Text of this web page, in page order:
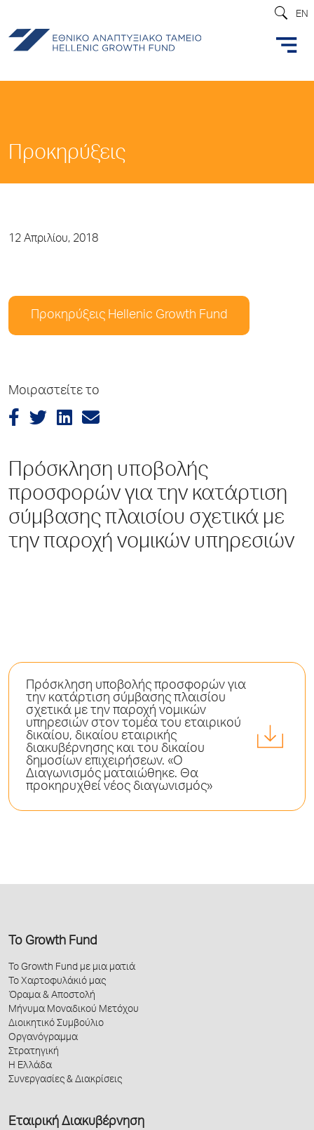
EN
Προκηρύξεις
12 Απριλίου, 2018
Προκηρύξεις Hellenic Growth Fund
Μοιραστείτε το
Πρόσκληση υποβολής
προσφορών για την κατάρτιση
σύμβασης πλαισίου σχετικά με
την παροχή νομικών υπηρεσιών
Πρόσκληση υποβολής προσφορών για
την κατάρτιση σύμβασης πλαισίου
σχετικά με την παροχή νομικών
υπηρεσιών στον τομέα του εταιρικού
δικαίου, δικαίου εταιρικής
διακυβέρνησης και του δικαίου
δημοσίων επιχειρήσεων. «O
Διαγωνισμός ματαιώθηκε. Θα
προκηρυχθεί νέος διαγωνισμός»
Το Growth Fund
Το Growth Fund με μια ματιά
Το Χαρτοφυλάκιό μας
Όραμα & Αποστολή
Μήνυμα Μοναδικού Μετόχου
Διοικητικό Συμβούλιο
Οργανόγραμμα
Στρατηγική
Η Ελλάδα
Συνεργασίες & Διακρίσεις
Εταιρική Διακυβέρνηση